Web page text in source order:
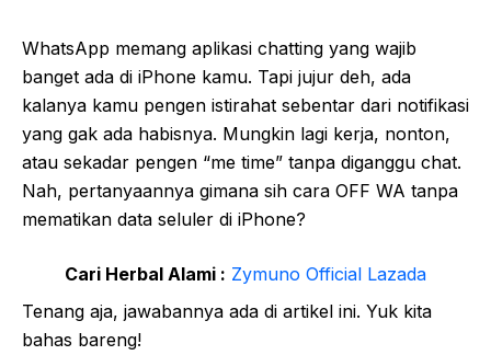
WhatsApp memang aplikasi chatting yang wajib
banget ada di iPhone kamu. Tapi jujur deh, ada
kalanya kamu pengen istirahat sebentar dari notifikasi
yang gak ada habisnya. Mungkin lagi kerja, nonton,
atau sekadar pengen “me time” tanpa diganggu chat.
Nah, pertanyaannya gimana sih cara OFF WA tanpa
mematikan data seluler di iPhone?
Cari Herbal Alami : Zymuno Official Lazada
Tenang aja, jawabannya ada di artikel ini. Yuk kita
bahas bareng!